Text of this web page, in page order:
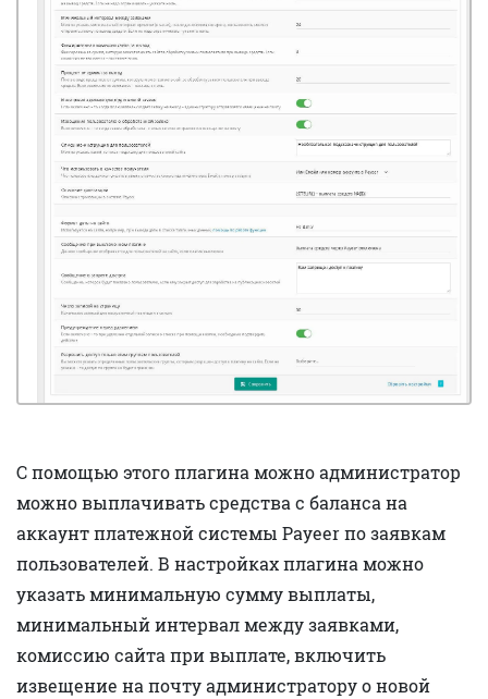
С помощью этого плагина можно администратор
можно выплачивать средства с баланса на
аккаунт платежной системы Payeer по заявкам
пользователей. В настройках плагина можно
указать минимальную сумму выплаты,
минимальный интервал между заявками,
комиссию сайта при выплате, включить
извещение на почту администратору о новой